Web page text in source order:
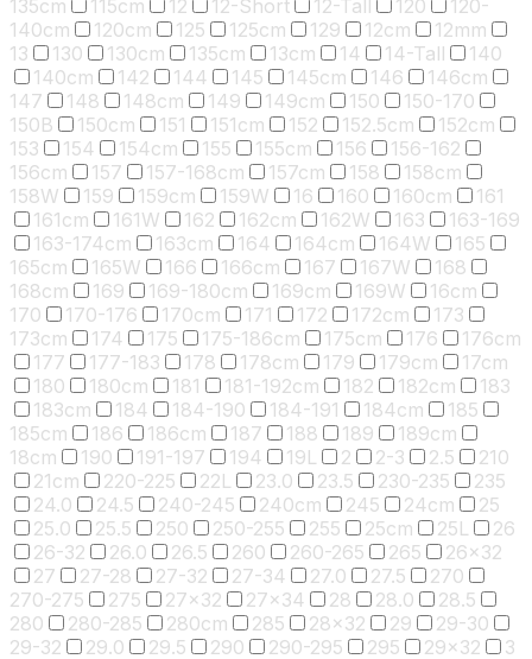
135cm
115cm 12 12-Short 12-Tall 120
120-
140cm
120cm 125 125cm 129 12cm
12mm
13
130 130cm 135cm 13cm 14 14-Tall
140
140cm
142 144 145 145cm 146
146cm
147
148 148cm 149 149cm 150
150-170
150B
150cm 151 151cm 152 152.5cm
152cm
153
154 154cm 155 155cm 156
156-162
156cm
157 157-168cm 157cm 158
158cm
158W
159 159cm 159W 16 160 160cm
161
161cm
161W 162 162cm 162W 163
163-169
163-174cm
163cm 164 164cm 164W
165
165cm
165W 166 166cm 167 167W
168
168cm
169 169-180cm 169cm 169W
16cm
170
170-176 170cm 171 172 172cm
173
173cm
174 175 175-186cm 175cm 176
176cm
177
177-183 178 178cm 179 179cm
17cm
180
180cm 181 181-192cm 182 182cm
183
183cm
184 184-190 184-191 184cm
185
185cm
186 186cm 187 188 189
189cm
18cm
190 191-197 194 19L 2 2-3 2.5
210
21cm
220-225 22L 23.0 23.5 230-235
235
24.0
24.5 240-245 240cm 245 24cm
25
25.0
25.5 250 250-255 255 25cm 25L
26
26-32
26.0 26.5 260 260-265 265
26x32
27
27-28 27-32 27-34 27.0 27.5
270
270-275
275 27x32 27x34 28 28.0
28.5
280
280-285 280cm 285 28x32 29
29-30
29-32
29.0 29.5 290 290-295 295 29x32
3